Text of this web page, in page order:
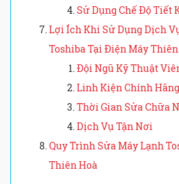
Sử Dụng Chế Độ Tiết
Lợi Ích Khi Sử Dụng Dịch
Toshiba Tại Điện Máy
Đội Ngũ Kỹ Thuật
Linh Kiện Chính Hãng
Thời Gian Sửa Chữa
Dịch Vụ Tận Nơi
Quy Trình Sửa Máy Lạnh
Thiên Hoà